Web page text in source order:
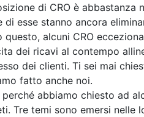
di CRO è
di esse stanno ancora
questo, alcuni CRO
dei ricavi al contempo
dei clienti. Ti sei mai
fatto anche noi.
perché abbiamo chiesto ad
Tre temi sono emersi nelle